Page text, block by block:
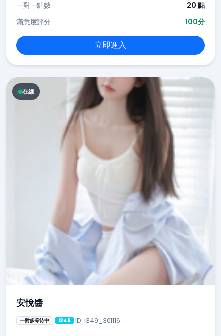
一對一點數
20 點
滿意度評分
100分
立即進入
在線
安悅醬
一對多等待中 i349 ID: i349_301116